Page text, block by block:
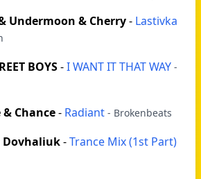
Undermoon & Cherry- Lastivka
BOYS-I WANT IT THAT WAY -
Chance- Radiant - Brokenbeats
Dovhaliuk-Trance Mix (1st Part)